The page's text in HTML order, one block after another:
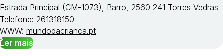
Estrada Principal (CM-1073), Barro, 2560 241 Torres Vedras
Telefone: 261318150
WWW: mundodacrianca.pt
Ler mais